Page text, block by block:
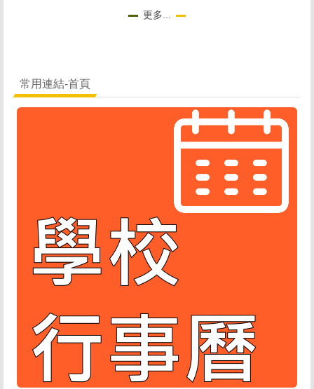
更多...
常用連結-首頁